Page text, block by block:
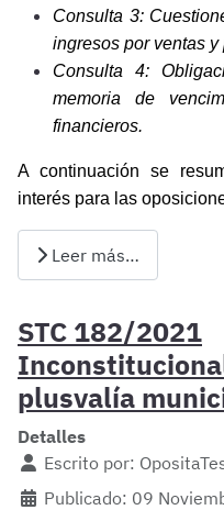
Consulta 3:
ingresos por ventas
Consulta 4:
memoria de
financieros.
A continuación se
interés para las
Leer más…
STC 182/2021
plusvalía
Detalles
Escrito por:
Publicado: 09